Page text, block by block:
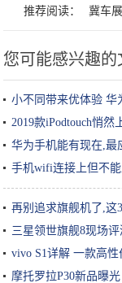
推荐阅读： 冀车展
您可能感兴趣的
小不同带来优体验 华
2019款iPodtouch悄
华为手机能有现在,最
手机wifi连接上但不
再别追求旗舰机了,这
三星领世旗舰8现场
vivo S1详解 一款高
摩托罗拉P30新品曝光